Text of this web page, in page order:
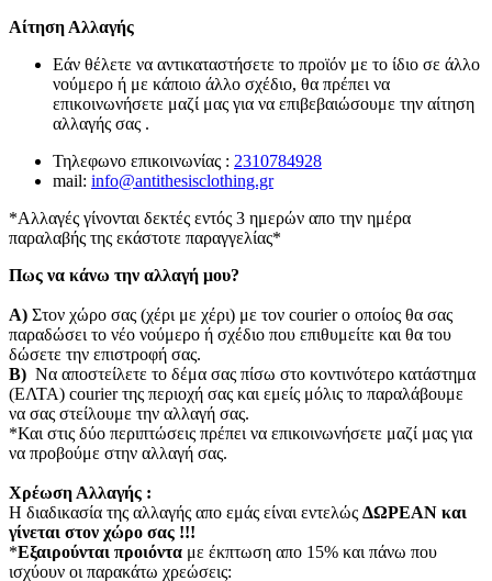
Αίτηση Αλλαγής
Εάν θέλετε να αντικαταστήσετε το προϊόν με το ίδιο σε άλλο
νούμερο ή με κάποιο άλλο σχέδιο, θα πρέπει να
επικοινωνήσετε μαζί μας για να επιβεβαιώσουμε την αίτηση
αλλαγής σας .
Τηλεφωνο επικοινωνίας : 2310784928
mail: info@antithesisclothing.gr
*Αλλαγές γίνονται δεκτές εντός 3 ημερών απο την ημέρα
παραλαβής της εκάστοτε παραγγελίας*
Πως να κάνω την αλλαγή μου?
Α) Στον χώρο σας (χέρι με χέρι) με τον courier o οποίος θα σας
παραδώσει το νέο νούμερο ή σχέδιο που επιθυμείτε και θα του
δώσετε την επιστροφή σας.
Β) Να αποστείλετε το δέμα σας πίσω στο κοντινότερο κατάστημα
(ΕΛΤΑ) courier της περιοχή σας και εμείς μόλις το παραλάβουμε
να σας στείλουμε την αλλαγή σας.
*Και στις δύο περιπτώσεις πρέπει να επικοινωνήσετε μαζί μας για
να προβούμε στην αλλαγή σας.
Χρέωση Αλλαγής :
Η διαδικασία της αλλαγής απο εμάς είναι εντελώς ΔΩΡΕΑΝ και
γίνεται στον χώρο σας !!!
*Εξαιρούνται προιόντα με έκπτωση απο 15% και πάνω που
ισχύουν οι παρακάτω χρεώσεις: